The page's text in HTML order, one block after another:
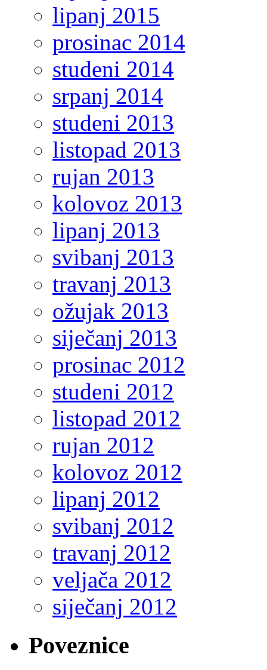
lipanj 2015
prosinac 2014
studeni 2014
srpanj 2014
studeni 2013
listopad 2013
rujan 2013
kolovoz 2013
lipanj 2013
svibanj 2013
travanj 2013
ožujak 2013
siječanj 2013
prosinac 2012
studeni 2012
listopad 2012
rujan 2012
kolovoz 2012
lipanj 2012
svibanj 2012
travanj 2012
veljača 2012
siječanj 2012
Poveznice